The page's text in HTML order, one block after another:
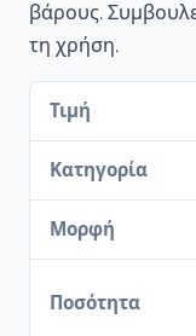
βάρους.
τη χρήση.
Τιμή
Κατηγορία
Μορφή
Ποσότητα